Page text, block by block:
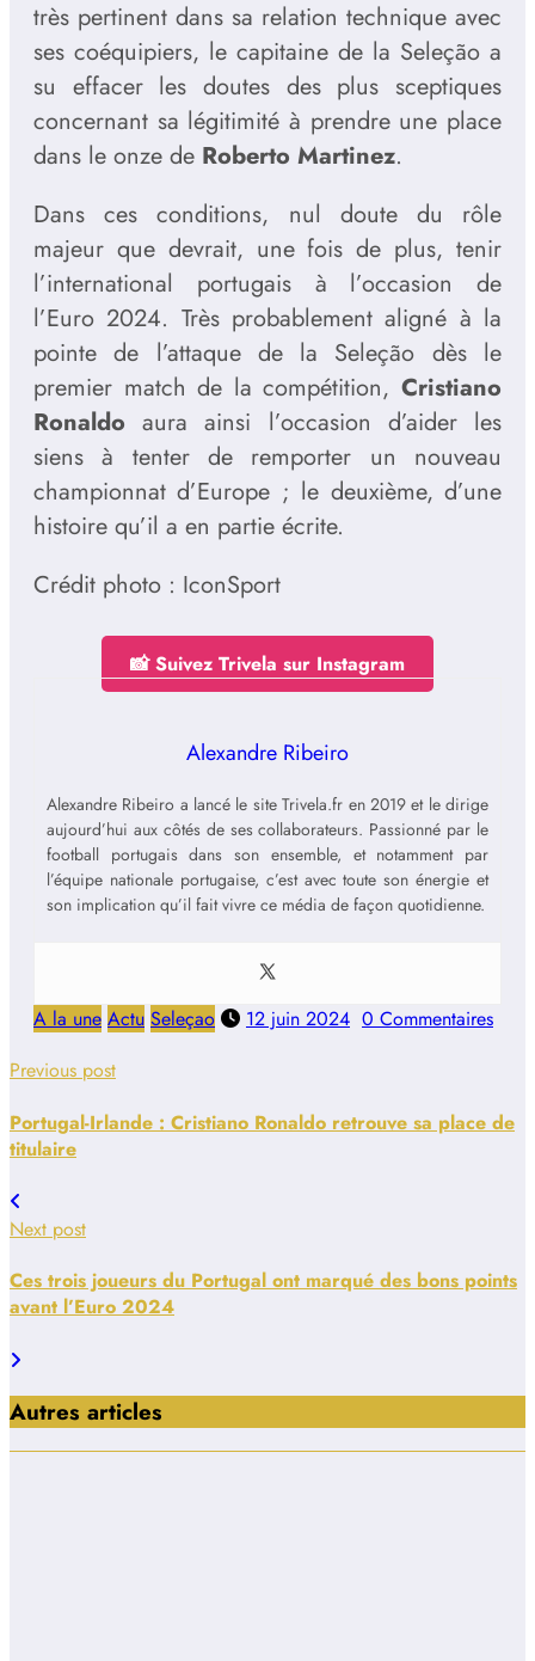
très pertinent dans sa relation technique avec
ses coéquipiers, le capitaine de la Seleção a
su effacer les doutes des plus sceptiques
concernant sa légitimité à prendre une place
dans le onze de Roberto Martinez.
Dans ces conditions, nul doute du rôle
majeur que devrait, une fois de plus, tenir
l’international portugais à l’occasion de
l’Euro 2024. Très probablement aligné à la
pointe de l’attaque de la Seleção dès le
premier match de la compétition, Cristiano
Ronaldo aura ainsi l’occasion d’aider les
siens à tenter de remporter un nouveau
championnat d’Europe ; le deuxième, d’une
histoire qu’il a en partie écrite.
Crédit photo : IconSport
📸 Suivez Trivela sur Instagram
Alexandre Ribeiro
Alexandre Ribeiro a lancé le site Trivela.fr en 2019 et le dirige
aujourd’hui aux côtés de ses collaborateurs. Passionné par le
football portugais dans son ensemble, et notamment par
l’équipe nationale portugaise, c’est avec toute son énergie et
son implication qu’il fait vivre ce média de façon quotidienne.
A la une Actu Seleçao 12 juin 2024 0 Commentaires
Previous post
Portugal-Irlande : Cristiano Ronaldo retrouve sa place de
titulaire
Next post
Ces trois joueurs du Portugal ont marqué des bons points
avant l’Euro 2024
Autres articles